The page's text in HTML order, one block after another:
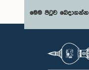
මෙම පිටුව බෙදාගන්න